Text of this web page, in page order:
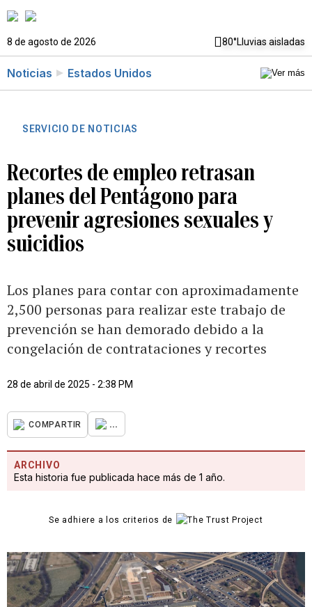
8 de agosto de 2026 80°Lluvias aisladas
Noticias Estados Unidos
SERVICIO DE NOTICIAS
Recortes de empleo retrasan
planes del Pentágono para
prevenir agresiones sexuales y
suicidios
Los planes para contar con aproximadamente
2,500 personas para realizar este trabajo de
prevención se han demorado debido a la
congelación de contrataciones y recortes
28 de abril de 2025 - 2:38 PM
COMPARTIR ...
ARCHIVO
Esta historia fue publicada hace más de 1 año.
Se adhiere a los criterios de